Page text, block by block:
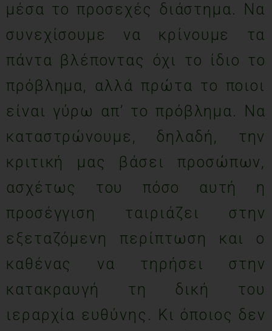
μέσα το προσεχές διάστημα. Να
συνεχίσουμε να κρίνουμε τα
πάντα βλέποντας όχι το ίδιο το
πρόβλημα, αλλά πρώτα το ποιοι
είναι γύρω απ’ το πρόβλημα. Να
καταστρώνουμε, δηλαδή, την
κριτική μας βάσει προσώπων,
ασχέτως του πόσο αυτή η
προσέγγιση ταιριάζει στην
εξεταζόμενη περίπτωση και ο
καθένας να τηρήσει στην
κατακραυγή τη δική του
ιεραρχία ευθύνης. Κι όποιος δεν